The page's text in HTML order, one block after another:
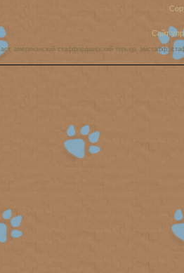
Сайт
аст, американский стаффордширский терьер, амстафф,